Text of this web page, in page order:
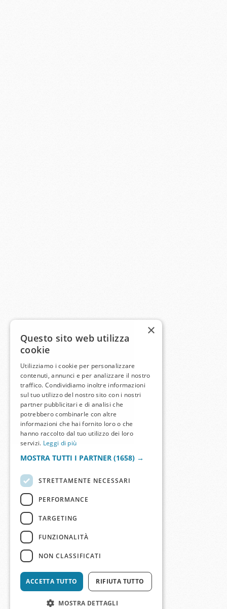
×
Questo sito web utilizza
cookie
Utilizziamo i cookie per personalizzare
contenuti, annunci e per analizzare il nostro
traffico. Condividiamo inoltre informazioni
sul tuo utilizzo del nostro sito con i nostri
partner pubblicitari e di analisi che
potrebbero combinarle con altre
informazioni che hai fornito loro o che
hanno raccolto dal tuo utilizzo dei loro
servizi. Leggi di più
MOSTRA TUTTI I PARTNER (1658) →
STRETTAMENTE NECESSARI
PERFORMANCE
TARGETING
FUNZIONALITÀ
NON CLASSIFICATI
ACCETTA TUTTO RIFIUTA TUTTO
MOSTRA DETTAGLI